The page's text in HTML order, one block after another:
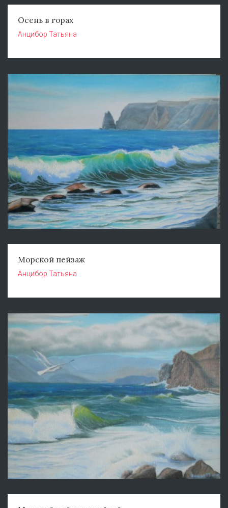
Осень в горах
Анцибор Татьяна
Морской пейзаж
Анцибор Татьяна